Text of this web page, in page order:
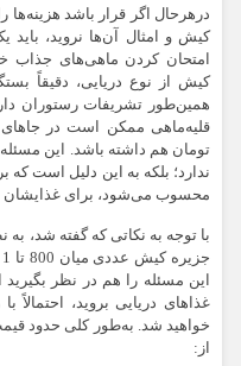
درهرحال اگر قرار باشد
کیش و امثال آن‌ها نروید،
امتحان کردن ماهی‌های جذاب
کیش از نوع دریایی، دقیقاً
همین‌طور تشریفات رستوران
تومان هم داشته باشد. این
ندارد؛ بلکه به این دلیل است
محسوب می‌شود، برای غذایشان
با توجه به نکاتی که گفته شد،
این مسئله را هم در نظر
غذاهای دریایی بروید،
خواهید شد. به‌طور کلی حدود
از: